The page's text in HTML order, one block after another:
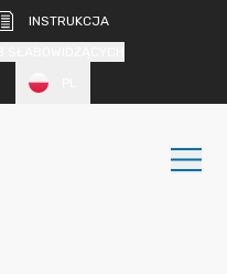
INSTRUKCJA